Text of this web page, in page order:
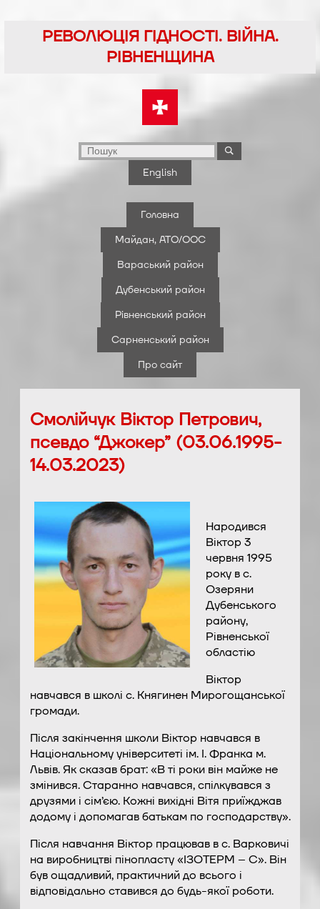
РЕВОЛЮЦІЯ ГІДНОСТІ. ВІЙНА.
РІВНЕНЩИНА
English
Головна
Майдан, АТО/ООС
Вараський район
Дубенський район
Рівненський район
Сарненський район
Про сайт
Смолійчук Віктор Петрович,
псевдо “Джокер” (03.06.1995-
14.03.2023)
Народився
Віктор 3
червня 1995
року в с.
Озеряни
Дубенського
району,
Рівненської
областію
Віктор
навчався в школі с. Княгинен Мирогощанської
громади.
Після закінчення школи Віктор навчався в
Національному університеті ім. І. Франка м.
Львів. Як сказав брат: «В ті роки він майже не
змінився. Старанно навчався, спілкувався з
друзями і сім’єю. Кожні вихідні Вітя приїжджав
додому і допомагав батькам по господарству».
Після навчання Віктор працював в с. Варковичі
на виробництві пінопласту «ІЗОТЕРМ – С». Він
був ощадливий, практичний до всього і
відповідально ставився до будь-якої роботи.